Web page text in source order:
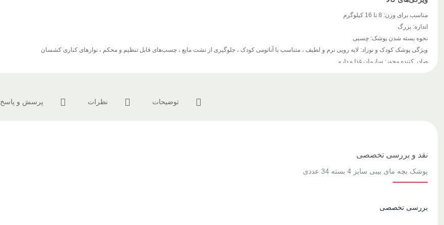
مناسب برای وزن: 8 تا 16 کیلوگرم
اندازه: بزرگ
نحوه بسته شدن پوشک: چسبی
ویژگی پوشک کودک و نوزاد: لایه رویی نرم و لطیف ، متناسب با آناتومی کودک ، جلوگیری از نشت مایع ، چسب‌های قابل تنظیم و محکم ، نوارهای کناری کشسان
صادر کننده مجوز: سازمان غذا و دارو
توضیحات نظرات پرسش و پاسخ
نقد و بررسی تخصصی
پوشک بچه مای بیبی سایز 4 بسته 34 عددی
بررسی تخصصی